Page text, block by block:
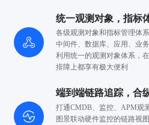
统一观测对象，指标
各级观测对象和指标管理体
中间件、数据库、应用、业
利用统一的观测对象体系，
排障上都享有极大便利
端到端链路追踪，合
打通CMDB、监控、APM观
图景联动硬件监控的链路视